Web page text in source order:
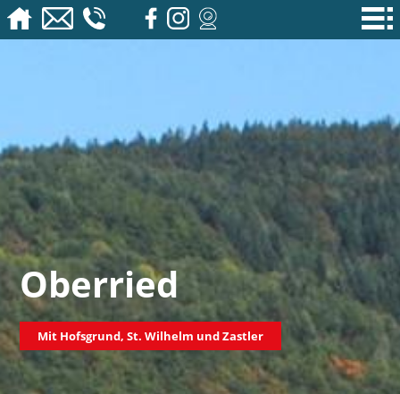
Oberried
Mit Hofsgrund, St. Wilhelm und Zastler